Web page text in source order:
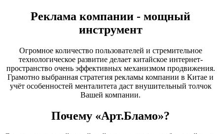
Реклама компании - мощный
инструмент
Огромное количество пользователей и стремительное
технологическое развитие делает китайское интернет-
пространство очень эффективных механизмом продвижения.
Грамотно выбранная стратегия рекламы компании в Китае и
учёт особенностей менталитета даст внушительный толчок
Вашей компании.
Почему «Арт.Бламо»?